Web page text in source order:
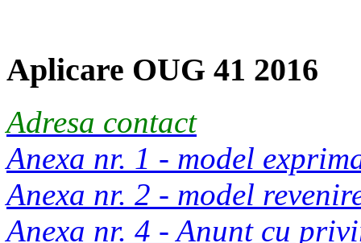
Aplicare OUG 41 2016
Adresa contact
Anexa nr. 1 - model
Anexa nr. 2 - model
Anexa nr. 4 - Anunt cu